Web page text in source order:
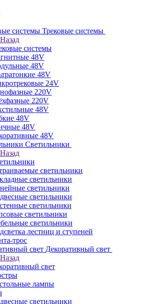
Трековые системы
Назад
системы
48V
48V
48V
24V
220V
220V
48V
48V
48V
48V
Светильники
Назад
светильники
светильники
светильники
светильники
светильники
светильники
светильники
лестниц и ступеней
трос
Декоративный свет
Назад
свет
лампы
светильники